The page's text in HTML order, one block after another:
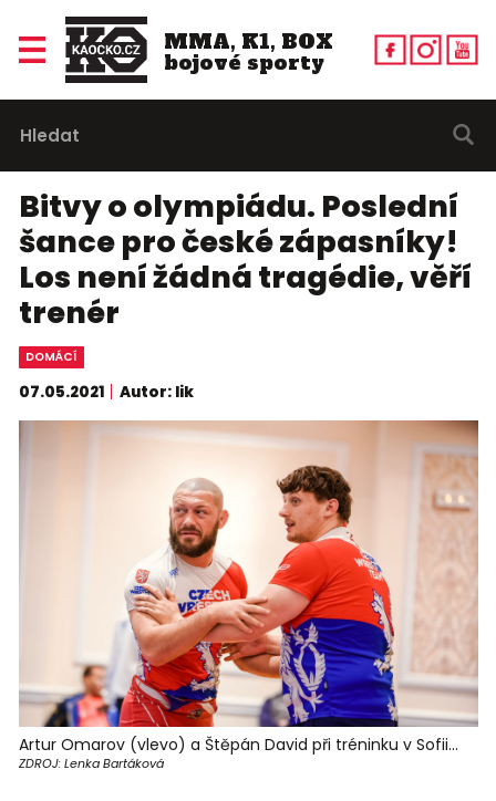
MMA, K1, BOX
bojové sporty
Bitvy o olympiádu. Poslední
šance pro české zápasníky!
Los není žádná tragédie, věří
trenér
DOMÁCÍ
07.05.2021 Autor: lik
Artur Omarov (vlevo) a Štěpán David při tréninku v Sofii...
ZDROJ: Lenka Bartáková